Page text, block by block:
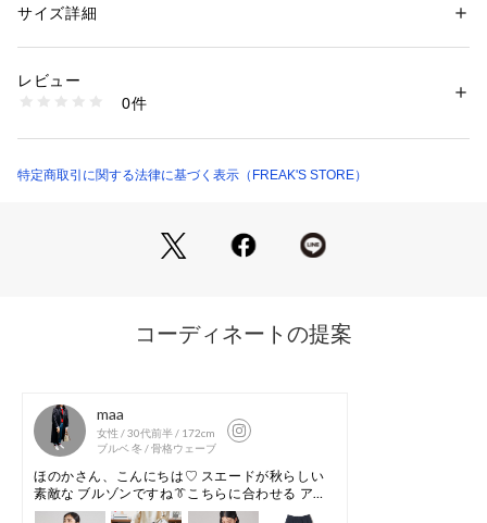
小物からがおすすめ
●シンプルで合わせやすいデザイン
●持ち手6段階長さ調節可能なので、手持ちでも肩かけもできま
ト×1、ジップポケット×1)
スマホや長財布、500mlペットボトルも収納可能
り実物と色味が異なる場合がございます。また表示のサイズ感
※着用、お取り扱いの際は、商品についている品質表示とアテ
ンションタグを必ずご確認下さい。
性別：レディース
素材：合成皮革
商品番号：
1162248900086 （ショップ）
サイズ詳細
レビュー
0件
特定商取引に関する法律に基づく表示（FREAK'S STORE）